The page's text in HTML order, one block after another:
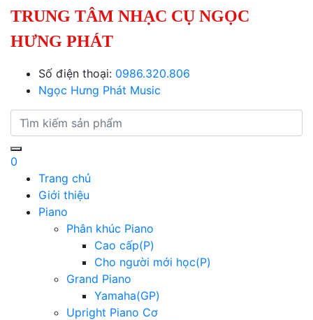
TRUNG TÂM NHẠC CỤ NGỌC
HƯNG PHÁT
Số điện thoại: 0986.320.806
Ngọc Hưng Phát Music
0
Trang chủ
Giới thiệu
Piano
Phân khúc Piano
Cao cấp(P)
Cho người mới học(P)
Grand Piano
Yamaha(GP)
Upright Piano Cơ